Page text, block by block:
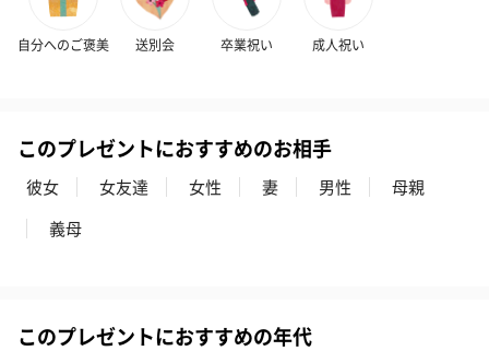
ブーケ（ピンク）
ブーケ（ブルー）
愛らしいぬいぐるみを同梱してお届けします。
誕生日・記念日・出産祝いなどのシーンにおすすめです。
自分へのご褒美 送別会 卒業祝い 成人祝い
このプレゼントにおすすめのお相手
彼女 女友達 女性 妻 男性
母親
義母
このプレゼントにおすすめの年代